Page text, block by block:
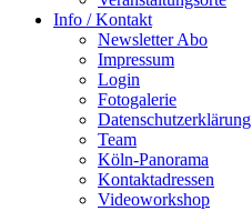
Info / Kontakt
Newsletter Abo
Impressum
Login
Fotogalerie
Datenschutzerklärung
Team
Köln-Panorama
Kontaktadressen
Videoworkshop